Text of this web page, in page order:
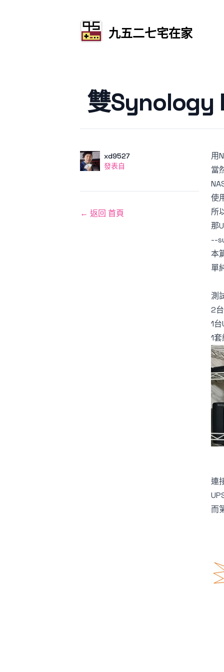
九五二七宅在家
雙Synology
作者 使用者
xd9527
發表自
發表自
用
當
使
所
那
--
本
單
測
2
1
1
連
而
← 返回 首頁